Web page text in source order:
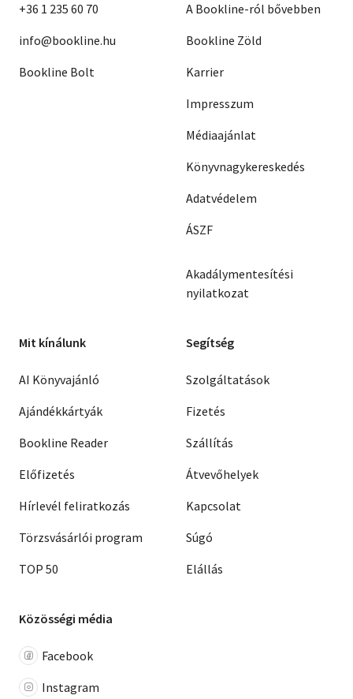
+36 1 235 60 70
info@bookline.hu
Bookline Bolt
A Bookline-ról bővebben
Bookline Zöld
Karrier
Impresszum
Médiaajánlat
Könyvnagykereskedés
Adatvédelem
ÁSZF
Akadálymentesítési
nyilatkozat
Mit kínálunk
AI Könyvajánló
Ajándékkártyák
Bookline Reader
Előfizetés
Hírlevél feliratkozás
Törzsvásárlói program
TOP 50
Segítség
Szolgáltatások
Fizetés
Szállítás
Átvevőhelyek
Kapcsolat
Súgó
Elállás
Közösségi média
Facebook
Instagram